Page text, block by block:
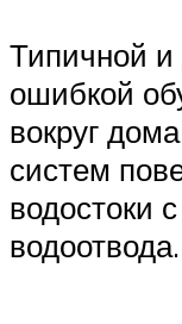
Типичной и
ошибкой
вокруг
систем
водостоки
водоотвода.